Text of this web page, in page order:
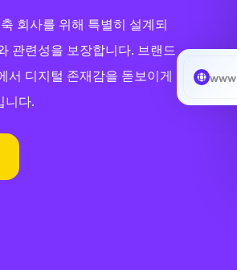
회사를 위해 특별히 설계되
관련성을 보장합니다. 브랜드
서 디지털 존재감을 돋보이게
니다.
www